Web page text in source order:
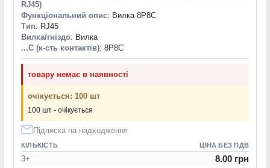
RJ45)
Функціональний опис: Вилка 8P8C
Тип: RJ45
Вилка/гніздо: Вилка
...C (к-сть контактів): 8P8C
товару немає в наявності
очікується: 100 шт
100 шт - очікується
Підписка на надходження
КІЛЬКІСТЬ ЦІНА БЕЗ ПДВ
3+ 8.00 грн